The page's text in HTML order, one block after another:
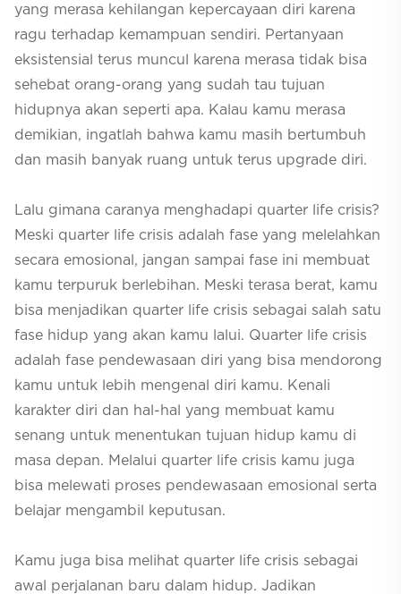
yang merasa kehilangan kepercayaan diri karena
ragu terhadap kemampuan sendiri. Pertanyaan
eksistensial terus muncul karena merasa tidak bisa
sehebat orang-orang yang sudah tau tujuan
hidupnya akan seperti apa. Kalau kamu merasa
demikian, ingatlah bahwa kamu masih bertumbuh
dan masih banyak ruang untuk terus upgrade diri.
Lalu gimana caranya menghadapi quarter life crisis?
Meski quarter life crisis adalah fase yang melelahkan
secara emosional, jangan sampai fase ini membuat
kamu terpuruk berlebihan. Meski terasa berat, kamu
bisa menjadikan quarter life crisis sebagai salah satu
fase hidup yang akan kamu lalui. Quarter life crisis
adalah fase pendewasaan diri yang bisa mendorong
kamu untuk lebih mengenal diri kamu. Kenali
karakter diri dan hal-hal yang membuat kamu
senang untuk menentukan tujuan hidup kamu di
masa depan. Melalui quarter life crisis kamu juga
bisa melewati proses pendewasaan emosional serta
belajar mengambil keputusan.
Kamu juga bisa melihat quarter life crisis sebagai
awal perjalanan baru dalam hidup. Jadikan